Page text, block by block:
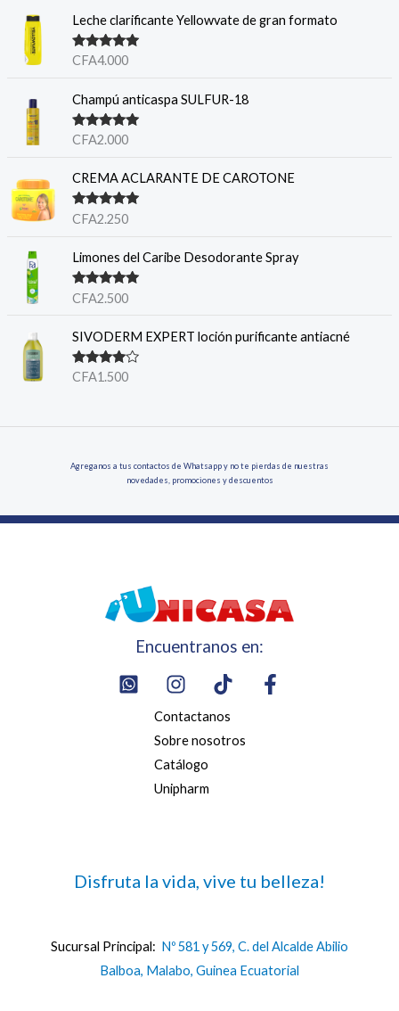
Leche clarificante Yellowvate de gran formato
Valorado en
CFA4.000
Champú anticaspa SULFUR-18
Valorado en
CFA2.000
CREMA ACLARANTE DE CAROTONE
Valorado en
CFA2.250
Limones del Caribe Desodorante Spray
Valorado en
CFA2.500
SIVODERM EXPERT loción purificante antiacné
Valorado
CFA1.500
Agreganos a tus contactos de Whatsapp y no te pierdas de nuestras
novedades, promociones y descuentos
Encuentranos en:
Contactanos
Sobre nosotros
Catálogo
Unipharm
Disfruta la vida, vive tu belleza!
Sucursal Principal: Nº 581 y 569, C. del Alcalde Abilio
Balboa, Malabo, Guinea Ecuatorial